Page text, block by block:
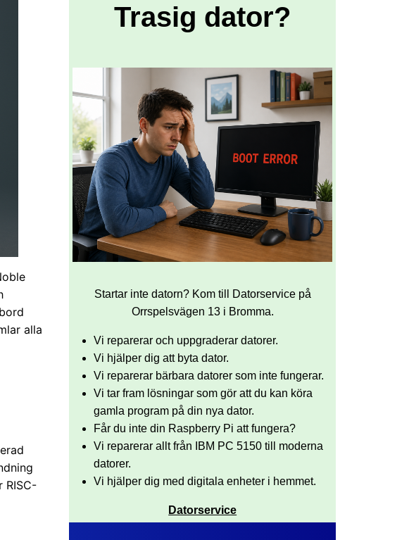
alla
RISC-
Trasig dator?
Startar inte datorn? Kom till Datorservice på
Orrspelsvägen 13 i Bromma.
Vi reparerar och uppgraderar datorer.
Vi hjälper dig att byta dator.
Vi reparerar bärbara datorer som inte fungerar.
Vi tar fram lösningar som gör att du kan köra
gamla program på din nya dator.
Får du inte din Raspberry Pi att fungera?
Vi reparerar allt från IBM PC 5150 till moderna
datorer.
Vi hjälper dig med digitala enheter i hemmet.
Datorservice